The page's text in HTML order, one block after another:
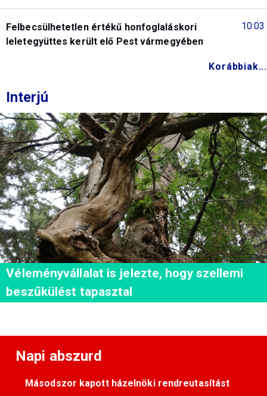
10:03
Felbecsülhetetlen értékű honfoglaláskori
leletegyüttes került elő Pest vármegyében
Korábbiak...
Interjú
Véleményvállalat is jelezte, hogy szellemi
beszűkülést tapasztal
Napi abszurd
Másodszor kapott házelnöki rendreutasítást